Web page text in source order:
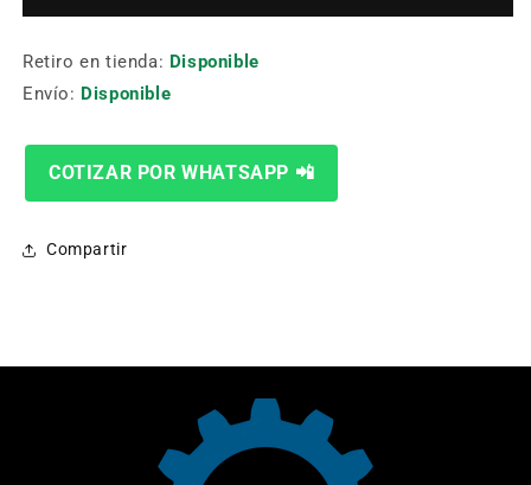
De
Pb151-
4
De
Pb151-
4
Retiro en tienda: Disponible
Envío: Disponible
COTIZAR POR WHATSAPP 📲
Compartir